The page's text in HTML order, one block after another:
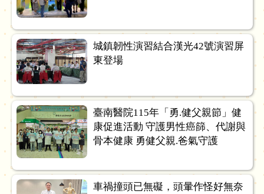
城鎮韌性演習結合漢光42號演習屏
東登場
臺南醫院115年「勇.健父親節」健
康促進活動 守護男性癌篩、代謝與
骨本健康 勇健父親.爸氣守護
車禍撞頭已無礙，頭暈作怪好無奈